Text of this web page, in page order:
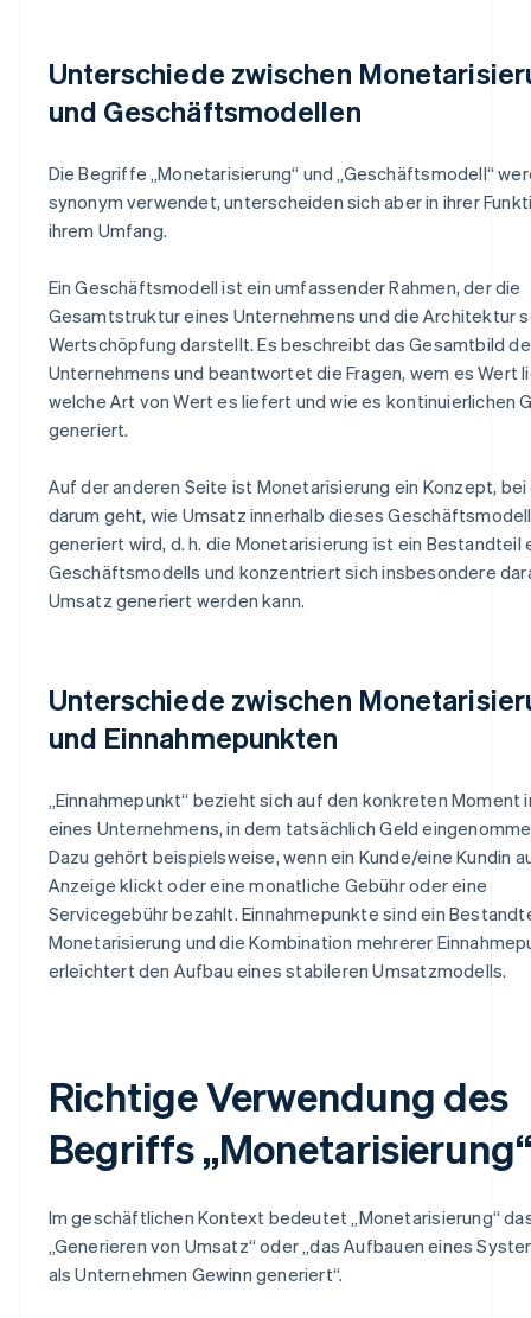
Unterschiede zwischen
und Geschäftsmodellen
Die Begriffe „Monetarisierung“ und „Geschäftsmodell“
synonym verwendet, unterscheiden sich aber in ihrer
ihrem Umfang.
Ein Geschäftsmodell ist ein umfassender Rahmen, der die
Gesamtstruktur eines Unternehmens und die Architektur
Wertschöpfung darstellt. Es beschreibt das Gesamtbild
Unternehmens und beantwortet die Fragen, wem es Wert
welche Art von Wert es liefert und wie es kontinuierlichen
generiert.
Auf der anderen Seite ist Monetarisierung ein Konzept,
darum geht, wie Umsatz innerhalb dieses
generiert wird, d. h. die Monetarisierung ist ein Bestandteil
Geschäftsmodells und konzentriert sich insbesondere
Umsatz generiert werden kann.
Unterschiede zwischen
und Einnahmepunkten
„Einnahmepunkt“ bezieht sich auf den konkreten Moment
eines Unternehmens, in dem tatsächlich Geld
Dazu gehört beispielsweise, wenn ein Kunde/eine Kundin
Anzeige klickt oder eine monatliche Gebühr oder eine
Servicegebühr bezahlt. Einnahmepunkte sind ein
Monetarisierung und die Kombination mehrerer
erleichtert den Aufbau eines stabileren Umsatzmodells.
Richtige Verwendung des
Begriffs „Monetarisierung“
Im geschäftlichen Kontext bedeutet „Monetarisierung“
„Generieren von Umsatz“ oder „das Aufbauen eines
als Unternehmen Gewinn generiert“.